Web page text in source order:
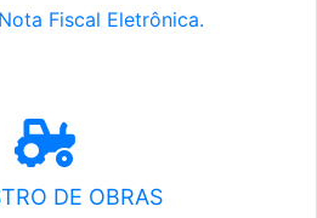
Fiscal Eletrônica.
DE OBRAS